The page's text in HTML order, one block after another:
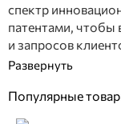
спектр
патентами, чтобы
и запросов
Популярные